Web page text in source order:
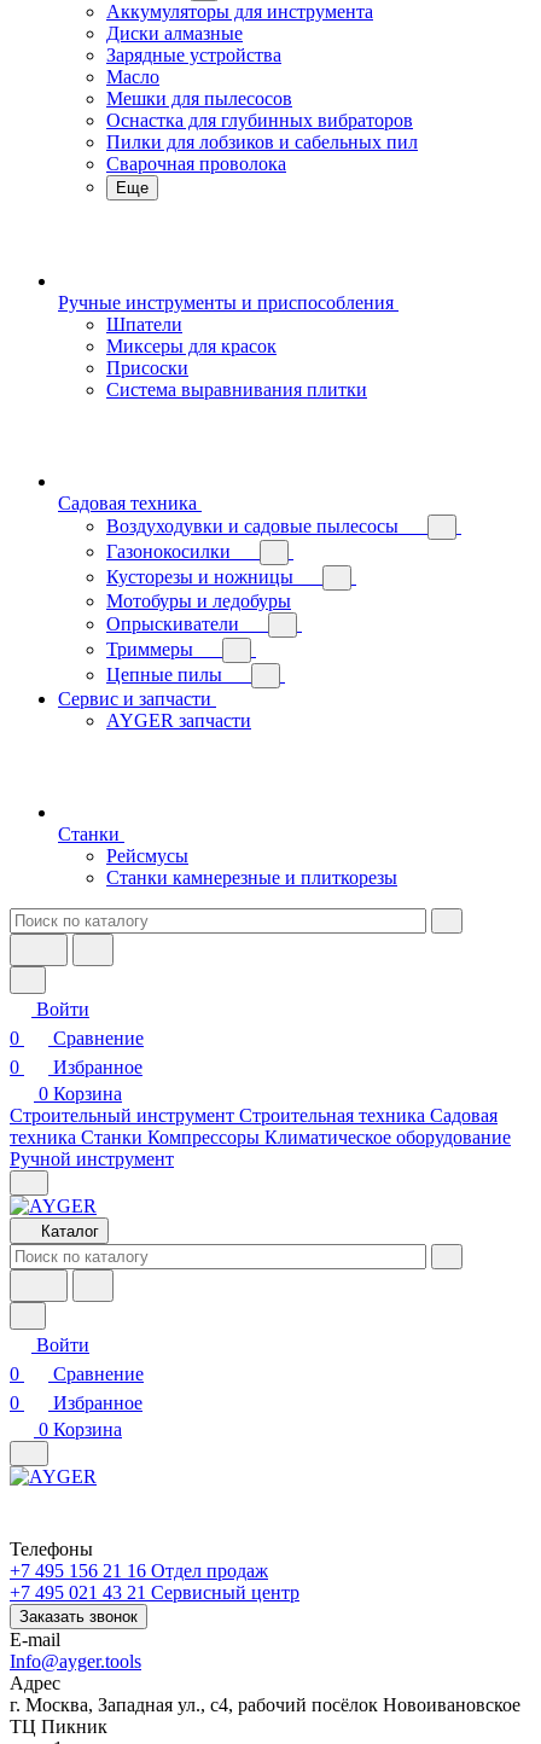
Аккумуляторы для инструмента
Диски алмазные
Зарядные устройства
Масло
Мешки для пылесосов
Оснастка для глубинных вибраторов
Пилки для лобзиков и сабельных пил
Сварочная проволока
Еще
Ручные инструменты и приспособления
Шпатели
Миксеры для красок
Присоски
Система выравнивания плитки
Садовая техника
Воздуходувки и садовые пылесосы
Газонокосилки
Кусторезы и ножницы
Мотобуры и ледобуры
Опрыскиватели
Триммеры
Цепные пилы
Сервис и запчасти
AYGER запчасти
Станки
Рейсмусы
Станки камнерезные и плиткорезы
Войти
0
Сравнение
0
Избранное
0 Корзина
Строительный инструмент Строительная техника Садовая
техника Станки Компрессоры Климатическое оборудование
Ручной инструмент
Каталог
Войти
0
Сравнение
0
Избранное
0 Корзина
Телефоны
+7 495 156 21 16 Отдел продаж
+7 495 021 43 21 Cервисный центр
Заказать звонок
E-mail
Info@ayger.tools
Адрес
г. Москва, Западная ул., с4, рабочий посёлок Новоивановское
ТЦ Пикник